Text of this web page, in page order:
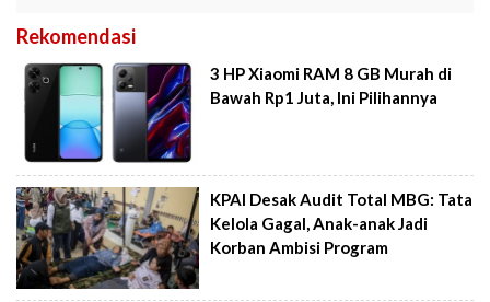
Rekomendasi
3 HP Xiaomi RAM 8 GB Murah di
Bawah Rp1 Juta, Ini Pilihannya
KPAI Desak Audit Total MBG: Tata
Kelola Gagal, Anak-anak Jadi
Korban Ambisi Program